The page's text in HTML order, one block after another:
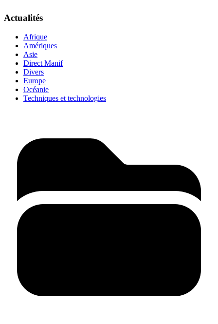
Actualités
Afrique
Amériques
Asie
Direct Manif
Divers
Europe
Océanie
Techniques et technologies